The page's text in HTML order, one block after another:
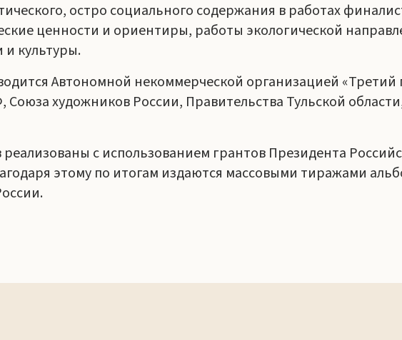
остро социального содержания в работах
ценности и ориентиры, работы экологической
и культуры.
Автономной некоммерческой организацией
художников России, Правительства Тульской
реализованы с использованием грантов Президента
этому по итогам издаются массовыми тиражами